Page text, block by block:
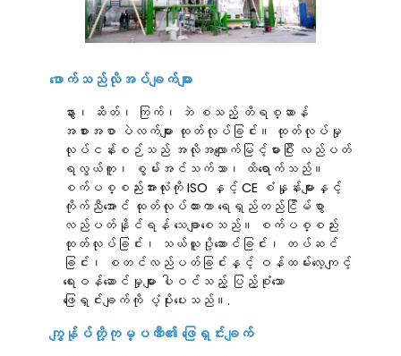
ဖောက်သည်လိုအပ်ချက်များ
နွား၊ ဆိတ်၊ ကြက်၊ ဘဲ စသည့် တိရစ္ဆာန်
အစားအစာ ပဲလက်များ ထုတ်လုပ်ခြင်း။ ထုတ်လုပ်မှု
လုပ်ငန်းစဉ်သည် အလိုအလျောက်မြင့်မားပြီး လည်ပတ်
ရလွယ်ကူ၊ စွမ်းအင်သက်သာ၊ ထိရောက်သည်။
စက်ပစ္စည်းအားလုံးကို ISO နှင့် CE စံနှုန်းများနှင့်
ကိုက်ညီအောင် ထုတ်လုပ်ထားကာ ရေရှည်တည်ငြိမ်စွာ
လည်ပတ်နိုင်ရန် သေချာစေသည်။ စက်ပစ္စည်း
ထုတ်လုပ်ခြင်း၊ သယ်ယူပို့ဆောင်ခြင်း၊ တပ်ဆင်
ခြင်း၊ စတင်လည်ပတ်ခြင်းနှင့် ဝန်ထမ်းလေ့ကျင့်
ရေးဝန်ဆောင်မှုများ ပါဝင်သည့် ပြည့်စုံသော
ဖြေရှင်းချက်ကို ပံ့ပိုးပေးသည်။.
ကျွန်ုပ်တို့ကုမ္ပဏီ၏ ဖြေရှင်းချက်